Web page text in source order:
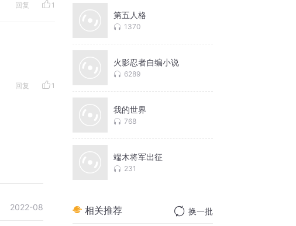
回复 1
回复 1
2022-08
第五人格
1370
火影忍者自编小说
6289
我的世界
768
端木将军出征
231
相关推荐 换一批